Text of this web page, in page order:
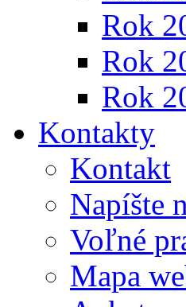
Rok
Rok
Rok
Kontakty
Kontakt
Napíšte
Voľné
Mapa